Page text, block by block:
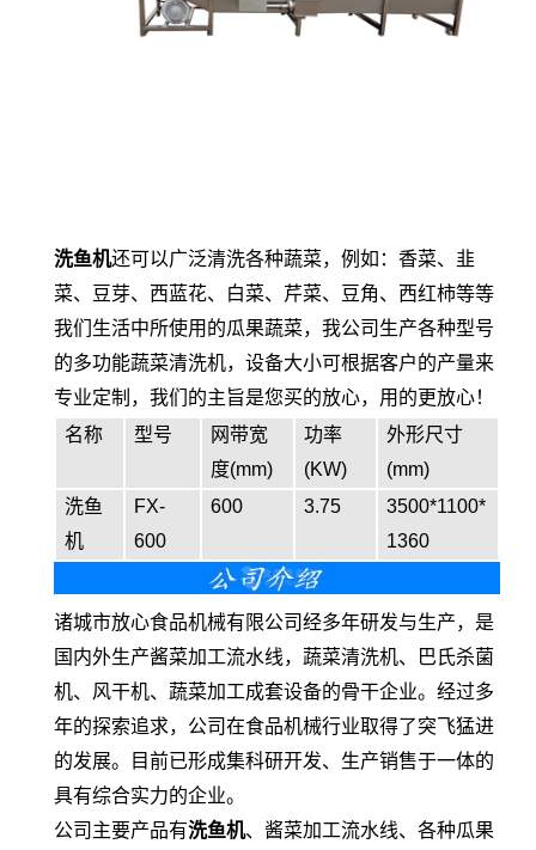
洗鱼机还可以广泛清洗各种蔬菜，例如：香菜、韭
菜、豆芽、西蓝花、白菜、芹菜、豆角、西红柿等等
我们生活中所使用的瓜果蔬菜，我公司生产各种型号
的多功能蔬菜清洗机，设备大小可根据客户的产量来
专业定制，我们的主旨是您买的放心，用的更放心！
名称
型号
网带宽
度(mm)
功率
(KW)
外形尺寸
(mm)
洗鱼
机
FX-
600
600 3.75
3500*1100*
1360
诸城市放心食品机械有限公司经多年研发与生产，是
国内外生产酱菜加工流水线，蔬菜清洗机、巴氏杀菌
机、风干机、蔬菜加工成套设备的骨干企业。经过多
年的探索追求，公司在食品机械行业取得了突飞猛进
的发展。目前已形成集科研开发、生产销售于一体的
具有综合实力的企业。
公司主要产品有洗鱼机、酱菜加工流水线、各种瓜果